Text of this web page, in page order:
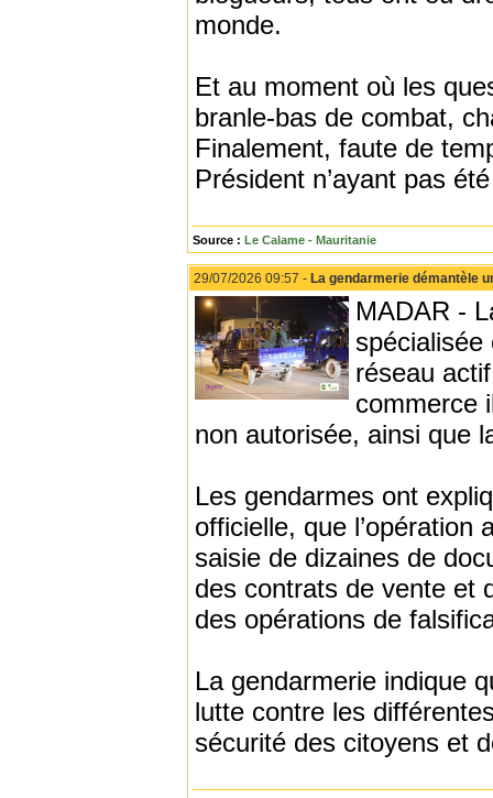
monde.
Et au moment où les
branle-bas de combat,
Finalement, faute de
Président n’ayant pas
Source : Le Calame - Mauritanie
29/07/2026 09:57 - La gendarmerie démantèle
MADAR -
réseau
commerce
non autorisée, ainsi que
Les gendarmes ont
officielle, que l’opération
saisie de dizaines de
des contrats de vente et
des opérations de
La gendarmerie indique
lutte contre les
sécurité des citoyens et